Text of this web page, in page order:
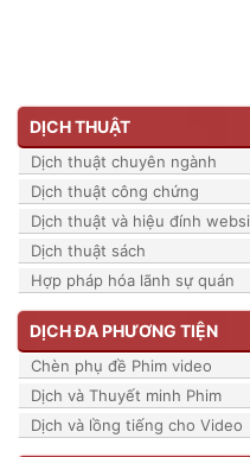
DỊCH THUẬT
Dịch thuật chuyên ngành
Dịch thuật công chứng
Dịch thuật và hiệu đính
Dịch thuật sách
Hợp pháp hóa lãnh sự quán
DỊCH ĐA PHƯƠNG TIỆN
Chèn phụ đề Phim video
Dịch và Thuyết minh Phim
Dịch và lồng tiếng cho Video